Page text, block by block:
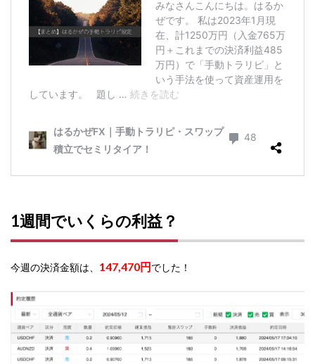
1週間でいくらの利益？
今週の決済金額は、 147,470円でした！